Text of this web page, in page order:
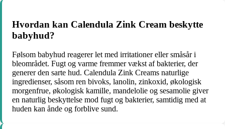
Hvordan kan Calendula Zink Cream beskytte
babyhud?
Følsom babyhud reagerer let med irritationer eller småsår i
bleområdet. Fugt og varme fremmer vækst af bakterier, der
generer den sarte hud. Calendula Zink Creams naturlige
ingredienser, såsom ren bivoks, lanolin, zinkoxid, økologisk
morgenfrue, økologisk kamille, mandelolie og sesamolie giver
en naturlig beskyttelse mod fugt og bakterier, samtidig med at
huden kan ånde og forblive sund.